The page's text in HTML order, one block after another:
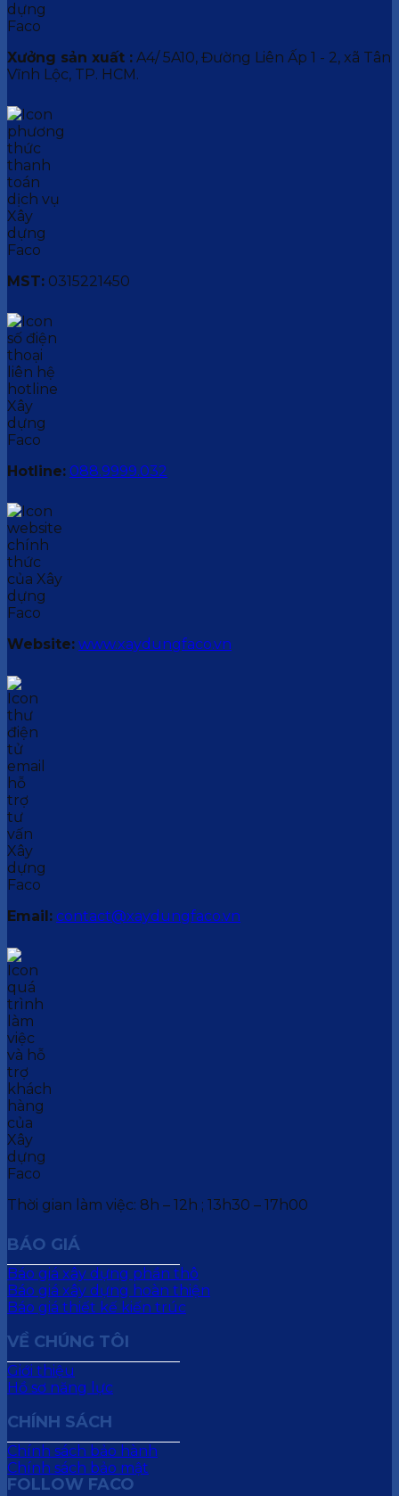
Xưởng sản xuất : A4/ 5A10, Đường Liên Ấp 1 - 2, xã Tân
Vĩnh Lộc, TP. HCM.
MST: 0315221450
Hotline: 088.9999.032
Website: www.xaydungfaco.vn
Email: contact@xaydungfaco.vn
Thời gian làm việc: 8h – 12h ; 13h30 – 17h00
BÁO GIÁ
Báo giá xây dựng phần thô
Báo giá xây dựng hoàn thiện
Báo giá thiết kế kiến trúc
VỀ CHÚNG TÔI
Giới thiệu
Hồ sơ năng lực
CHÍNH SÁCH
Chính sách bảo hành
Chính sách bảo mật
FOLLOW FACO